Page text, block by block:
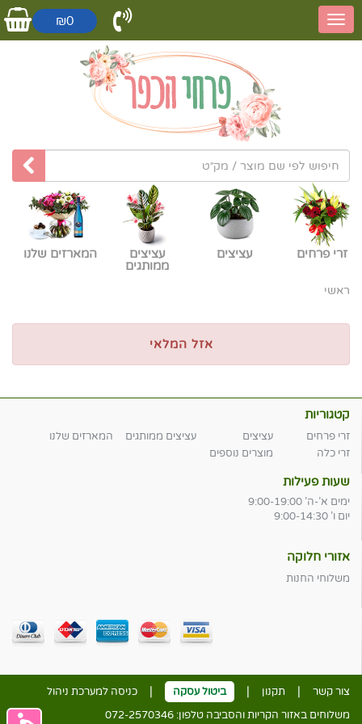
₪0
זרי פרחים עציצים
עציצים
ממותגים
המארזים שלנו
ראשי
אזל המלאי
קטגוריות
זרי פרחים עציצים עציצים ממותגים
המארזים שלנו
זרי כלה
מוצרים נוספים
שעות פעילות
ימים א'-ה' 9:00-19:00
יום ו' 9:00-14:30
אזורי חלוקה
משלוחי החנות
צור קשר | תקנון | ביטול עסקה |
כניסה למערכת ניהול
משלוחים באזור הקריות והסביבה טלפון: 072-2570346